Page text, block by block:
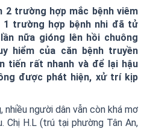
2 trường hợp mắc bệnh viêm
trường hợp bệnh nhi đã tử
nữa gióng lên hồi chuông
hiểm của căn bệnh truyền
tiến rất nhanh và để lại hậu
được phát hiện, xử trí kịp
nhiều người dân vẫn còn khá mơ
Chị H.L (trú tại phường Tân An,